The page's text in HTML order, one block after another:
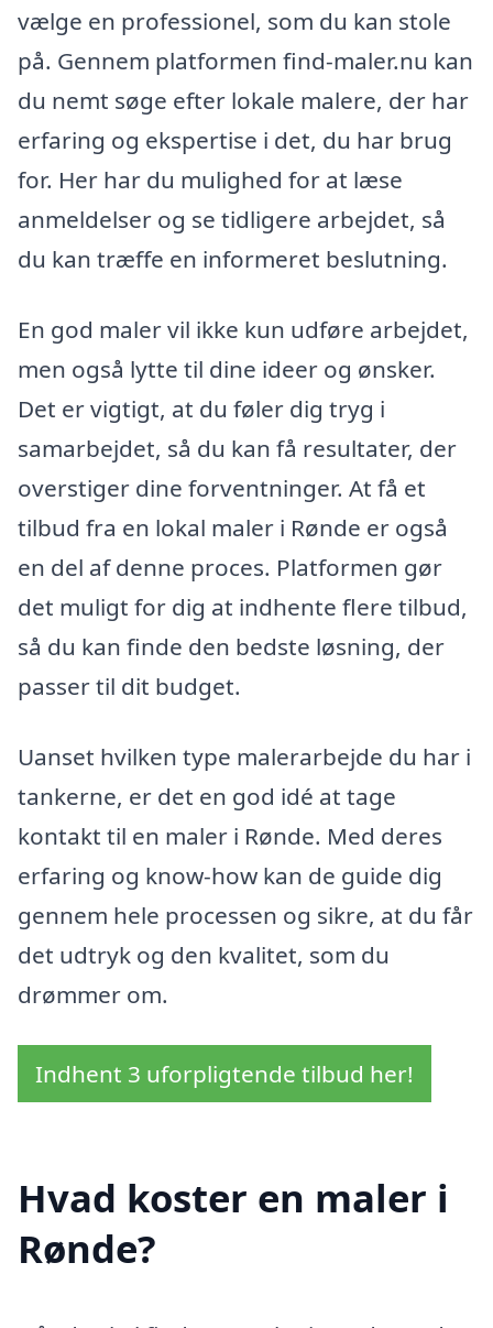
vælge en professionel, som du kan stole
på. Gennem platformen find-maler.nu kan
du nemt søge efter lokale malere, der har
erfaring og ekspertise i det, du har brug
for. Her har du mulighed for at læse
anmeldelser og se tidligere arbejdet, så
du kan træffe en informeret beslutning.
En god maler vil ikke kun udføre arbejdet,
men også lytte til dine ideer og ønsker.
Det er vigtigt, at du føler dig tryg i
samarbejdet, så du kan få resultater, der
overstiger dine forventninger. At få et
tilbud fra en lokal maler i Rønde er også
en del af denne proces. Platformen gør
det muligt for dig at indhente flere tilbud,
så du kan finde den bedste løsning, der
passer til dit budget.
Uanset hvilken type malerarbejde du har i
tankerne, er det en god idé at tage
kontakt til en maler i Rønde. Med deres
erfaring og know-how kan de guide dig
gennem hele processen og sikre, at du får
det udtryk og den kvalitet, som du
drømmer om.
Indhent 3 uforpligtende tilbud her!
Hvad koster en maler i
Rønde?